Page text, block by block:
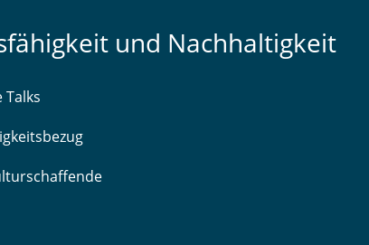
und Nachhaltigkeit
Talks